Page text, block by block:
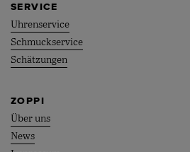
SERVICE
Uhrenservice
Schmuckservice
Schätzungen
ZOPPI
Über uns
News